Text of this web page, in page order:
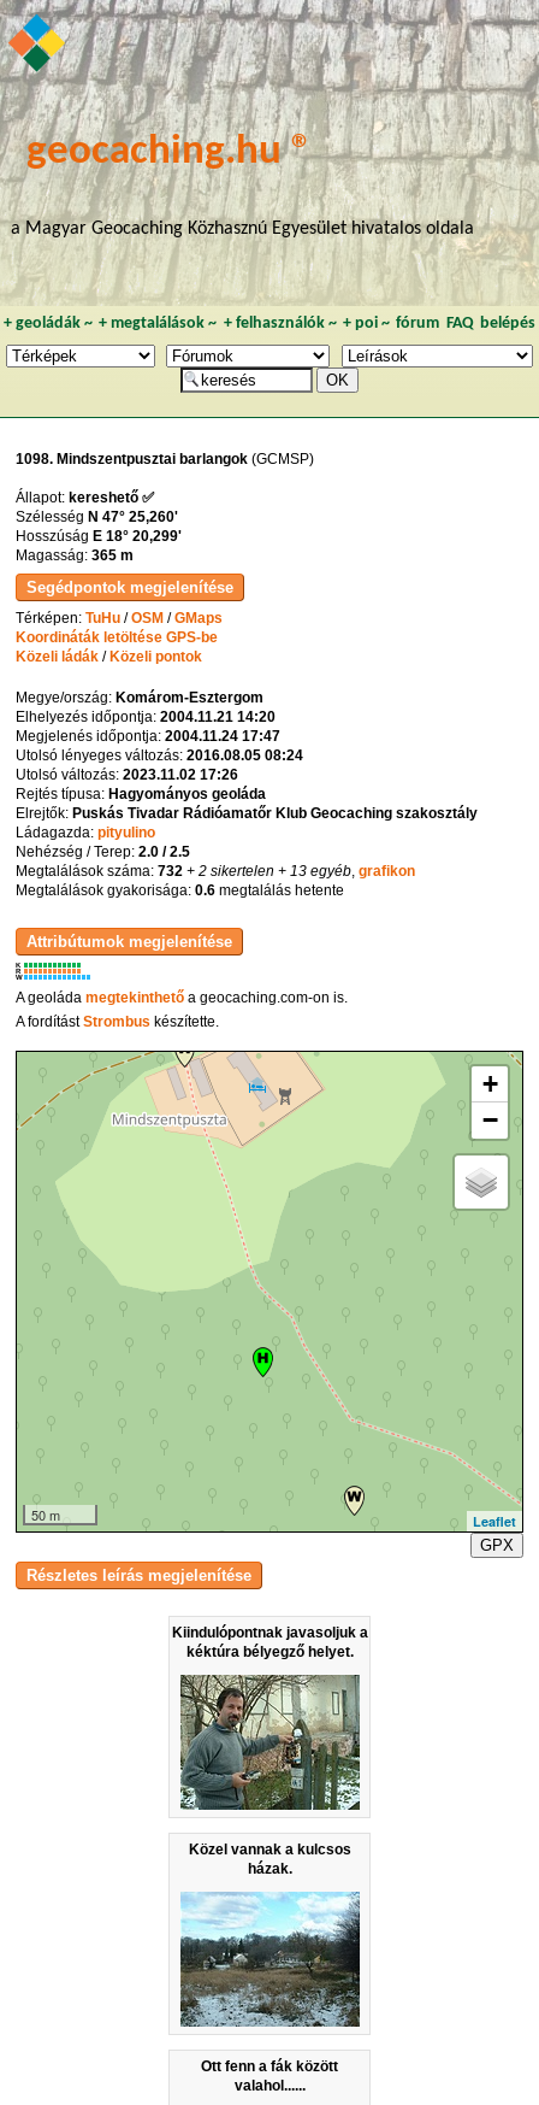
geocaching.hu ®
a Magyar Geocaching Közhasznú Egyesület hivatalos oldala
+ geoládák~ +megtalálások ~ + felhasználók~ + poi~ fórum FAQ belépés
1098. Mindszentpusztai barlangok (GCMSP)
Kiindulópontnak javasoljuk a
kéktúra bélyegző helyet.
Közel vannak a kulcsos
házak.
Ott fenn a fák között
valahol......
Állapot: kereshető ✅
Szélesség N 47° 25,260'
Hosszúság E 18° 20,299'
Magasság:365 m
Térképen:TuHu /OSM /GMaps
Koordináták letöltése GPS-be
Közeli ládák /Közeli pontok
Megye/ország:Komárom-Esztergom
Elhelyezés időpontja:2004.11.21 14:20
Megjelenés időpontja:2004.11.24 17:47
Utolsó lényeges változás:2016.08.05 08:24
Utolsó változás:2023.11.02 17:26
Rejtés típusa:Hagyományos geoláda
Elrejtők:Puskás Tivadar Rádióamatőr Klub Geocaching szakosztály
Ládagazda:pityulino
Nehézség / Terep:2.0 / 2.5
Megtalálások száma:732 + 2 sikertelen + 13 egyéb ,grafikon
Megtalálások gyakorisága:0.6 megtalálás hetente
K
R
W
A geoládamegtekinthető a geocaching.com-on is.
A fordítástStrombus készítette.
+
−
50 m
Leaflet
GPX